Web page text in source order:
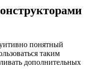
понятный
таким
дополнительных